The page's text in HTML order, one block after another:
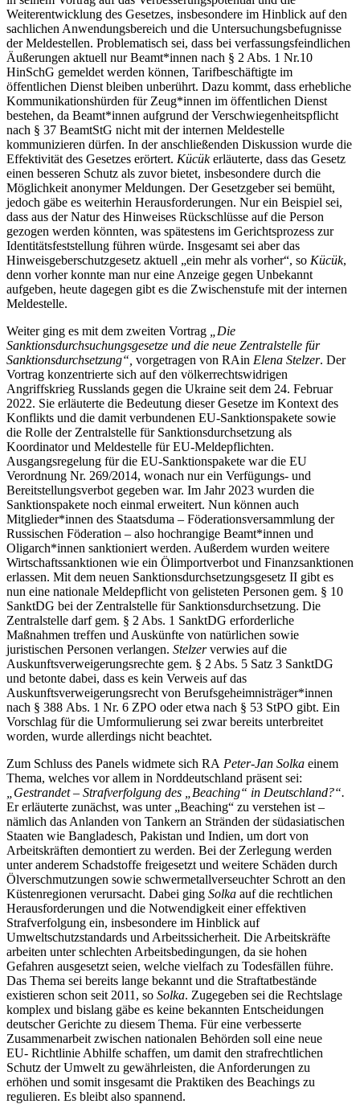
Weiterentwicklung des Gesetzes, insbesondere im Hinblick auf den
sachlichen Anwendungsbereich und die Untersuchungsbefugnisse
der Meldestellen. Problematisch sei, dass bei verfassungsfeindlichen
Äußerungen aktuell nur Beamt*innen nach § 2 Abs. 1 Nr.10
HinSchG gemeldet werden können, Tarifbeschäftigte im
öffentlichen Dienst bleiben unberührt. Dazu kommt, dass erhebliche
Kommunikationshürden für Zeug*innen im öffentlichen Dienst
bestehen, da Beamt*innen aufgrund der Verschwiegenheitspflicht
nach § 37 BeamtStG nicht mit der internen Meldestelle
kommunizieren dürfen. In der anschließenden Diskussion wurde die
Effektivität des Gesetzes erörtert. Kücükerläuterte, dass das Gesetz
einen besseren Schutz als zuvor bietet, insbesondere durch die
Möglichkeit anonymer Meldungen. Der Gesetzgeber sei bemüht,
jedoch gäbe es weiterhin Herausforderungen. Nur ein Beispiel sei,
dass aus der Natur des Hinweises Rückschlüsse auf die Person
gezogen werden könnten, was spätestens im Gerichtsprozess zur
Identitätsfeststellung führen würde. Insgesamt sei aber das
Hinweisgeberschutzgesetz aktuell „ein mehr als vorher“, so Kücük,
denn vorher konnte man nur eine Anzeige gegen Unbekannt
aufgeben, heute dagegen gibt es die Zwischenstufe mit der internen
Meldestelle.
Weiter ging es mit dem zweiten Vortrag
„Die
Sanktionsdurchsuchungsgesetze und die neue Zentralstelle für
Sanktionsdurchsetzung“, vorgetragen von RAin Elena Stelzer. Der
Vortrag konzentrierte sich auf den völkerrechtswidrigen
Angriffskrieg Russlands gegen die Ukraine seit dem 24. Februar
2022. Sie erläuterte die Bedeutung dieser Gesetze im Kontext des
Konflikts und die damit verbundenen EU-Sanktionspakete sowie
die Rolle der Zentralstelle für Sanktionsdurchsetzung als
Koordinator und Meldestelle für EU-Meldepflichten.
Ausgangsregelung für die EU-Sanktionspakete war die EU
Verordnung Nr. 269/2014, wonach nur ein Verfügungs- und
Bereitstellungsverbot gegeben war. Im Jahr 2023 wurden die
Sanktionspakete noch einmal erweitert. Nun können auch
Mitglieder*innen des Staatsduma – Föderationsversammlung der
Russischen Föderation – also hochrangige Beamt*innen und
Oligarch*innen sanktioniert werden. Außerdem wurden weitere
Wirtschaftssanktionen wie ein Ölimportverbot und Finanzsanktionen
erlassen. Mit dem neuen Sanktionsdurchsetzungsgesetz II gibt es
nun eine nationale Meldepflicht von gelisteten Personen gem. § 10
SanktDG bei der Zentralstelle für Sanktionsdurchsetzung. Die
Zentralstelle darf gem. § 2 Abs. 1 SanktDG erforderliche
Maßnahmen treffen und Auskünfte von natürlichen sowie
juristischen Personen verlangen. Stelzerverwies auf die
Auskunftsverweigerungsrechte gem. § 2 Abs. 5 Satz 3 SanktDG
und betonte dabei, dass es kein Verweis auf das
Auskunftsverweigerungsrecht von Berufsgeheimnisträger*innen
nach § 388 Abs. 1 Nr. 6 ZPO oder etwa nach § 53 StPO gibt. Ein
Vorschlag für die Umformulierung sei zwar bereits unterbreitet
worden, wurde allerdings nicht beachtet.
Zum Schluss des Panels widmete sich RA Peter-Jan Solka einem
Thema, welches vor allem in Norddeutschland präsent sei:
„Gestrandet – Strafverfolgung des „Beaching“ in Deutschland?“.
Er erläuterte zunächst, was unter „Beaching“ zu verstehen ist –
nämlich das Anlanden von Tankern an Stränden der südasiatischen
Staaten wie Bangladesch, Pakistan und Indien, um dort von
Arbeitskräften demontiert zu werden. Bei der Zerlegung werden
unter anderem Schadstoffe freigesetzt und weitere Schäden durch
Ölverschmutzungen sowie schwermetallverseuchter Schrott an den
Küstenregionen verursacht. Dabei ging Solka auf die rechtlichen
Herausforderungen und die Notwendigkeit einer effektiven
Strafverfolgung ein, insbesondere im Hinblick auf
Umweltschutzstandards und Arbeitssicherheit. Die Arbeitskräfte
arbeiten unter schlechten Arbeitsbedingungen, da sie hohen
Gefahren ausgesetzt seien, welche vielfach zu Todesfällen führe.
Das Thema sei bereits lange bekannt und die Straftatbestände
existieren schon seit 2011, so Solka. Zugegeben sei die Rechtslage
komplex und bislang gäbe es keine bekannten Entscheidungen
deutscher Gerichte zu diesem Thema. Für eine verbesserte
Zusammenarbeit zwischen nationalen Behörden soll eine neue
EU- Richtlinie Abhilfe schaffen, um damit den strafrechtlichen
Schutz der Umwelt zu gewährleisten, die Anforderungen zu
erhöhen und somit insgesamt die Praktiken des Beachings zu
regulieren. Es bleibt also spannend.